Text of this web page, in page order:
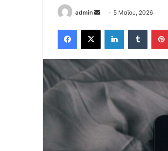
admin
Send
email
5 Μαΐου, 2026
Facebook
X LinkedInTumblr